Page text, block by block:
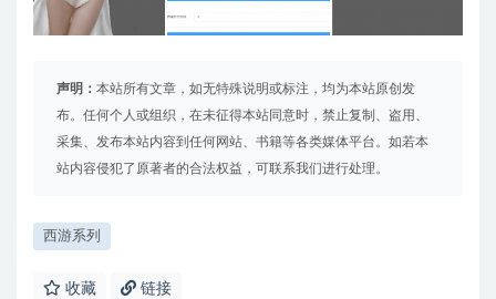
声明： 本站所有文章，如无特殊说明或标注，均为本站原创发
布。任何个人或组织，在未征得本站同意时，禁止复制、盗用、
采集、发布本站内容到任何网站、书籍等各类媒体平台。如若本
站内容侵犯了原著者的合法权益，可联系我们进行处理。
西游系列
收藏 链接